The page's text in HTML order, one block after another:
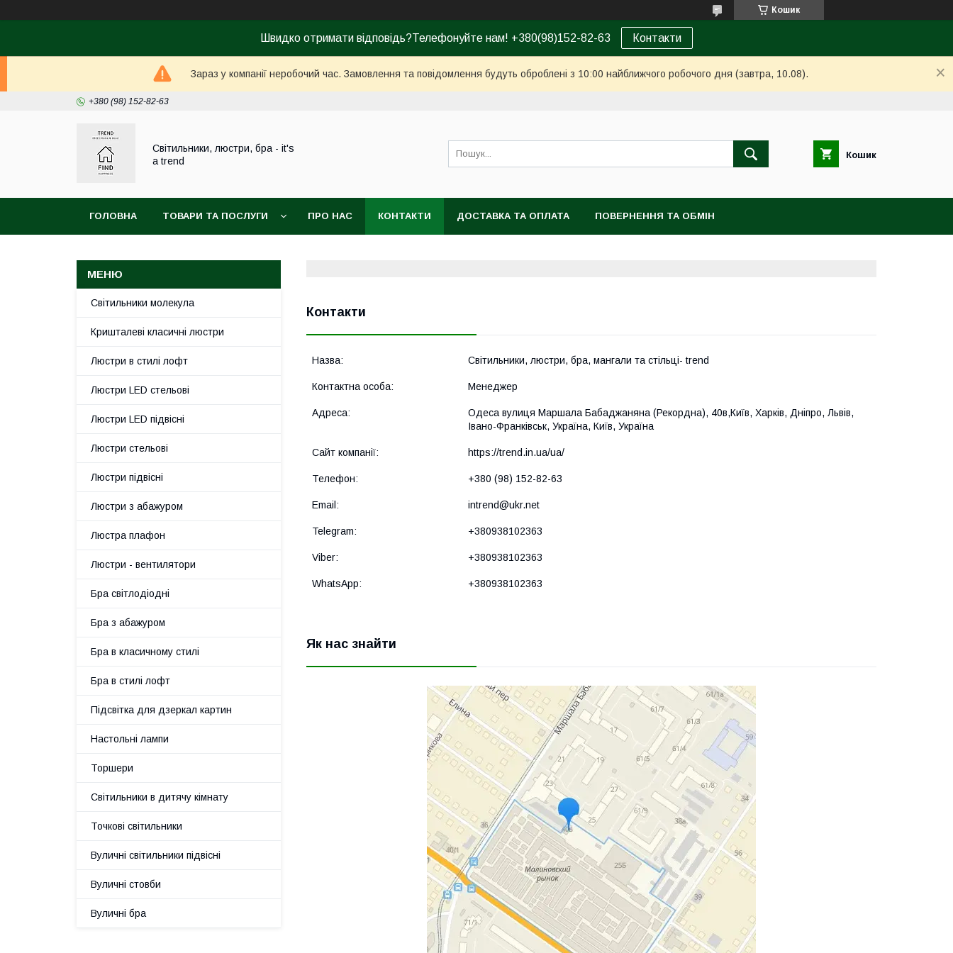
Кошик
Швидко отримати відповідь?Телефонуйте нам! +380(98)152-82-63 Контакти
Зараз у компанії неробочий час. Замовлення та повідомлення будуть оброблені з 10:00 найближчого робочого дня (завтра, 10.08).
+380 (98) 152-82-63
Світильники, люстри, бра - it's
a trend
Кошик
ГОЛОВНА ТОВАРИ ТА ПОСЛУГИ ПРО НАС КОНТАКТИ ДОСТАВКА ТА ОПЛАТА ПОВЕРНЕННЯ ТА ОБМІН
Контакти
Cвітильники, люстри, бра, мангали та стільці- trend
Менеджер
Одеса вулиця Маршала Бабаджаняна (Рекордна), 40в,Київ, Харків, Дніпро, Львів,
Івано-Франківськ, Україна, Київ, Україна
https://trend.in.ua/ua/
+380 (98) 152-82-63
intrend@ukr.net
+380938102363
+380938102363
+380938102363
Як нас знайти
Світильники молекула
Кришталеві класичні люстри
Люстри в стилі лофт
Люстри LED стельові
Люстри LED підвісні
Люстри стельові
Люстри підвісні
Люстри з абажуром
Люстра плафон
Люстри - вентилятори
Бра світлодіодні
Бра з абажуром
Бра в класичному стилі
Бра в стилі лофт
Підсвітка для дзеркал картин
Настольні лампи
Торшери
Світильники в дитячу кімнату
Точкові світильники
Вуличні світильники підвісні
Вуличні стовби
Вуличні бра